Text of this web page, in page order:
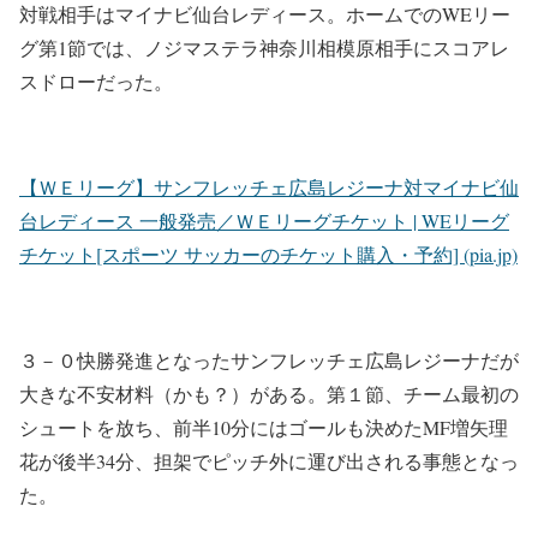
対戦相手はマイナビ仙台レディース。ホームでのWEリー
グ第1節では、ノジマステラ神奈川相模原相手にスコアレ
スドローだった。
【ＷＥリーグ】サンフレッチェ広島レジーナ対マイナビ仙
台レディース 一般発売／ＷＥリーグチケット | WEリーグ
チケット[スポーツ サッカーのチケット購入・予約] (pia.jp)
３－０快勝発進となったサンフレッチェ広島レジーナだが
大きな不安材料（かも？）がある。第１節、チーム最初の
シュートを放ち、前半10分にはゴールも決めたMF増矢理
花が後半34分、担架でピッチ外に運び出される事態となっ
た。